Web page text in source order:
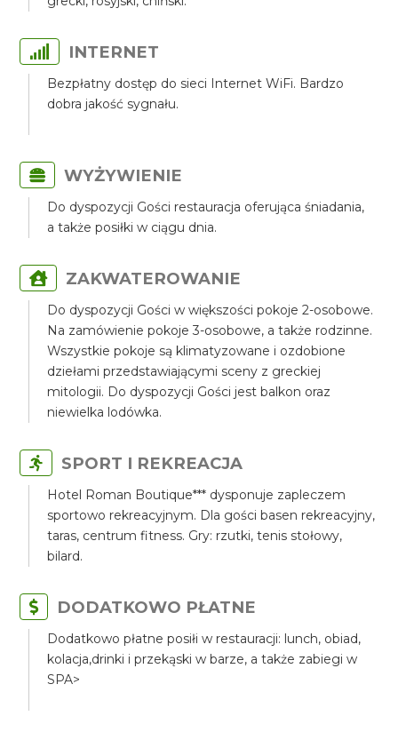
INTERNET
Bezpłatny dostęp do sieci Internet WiFi. Bardzo
dobra jakość sygnału.
WYŻYWIENIE
Do dyspozycji Gości restauracja oferująca śniadania,
a także posiłki w ciągu dnia.
ZAKWATEROWANIE
Do dyspozycji Gości w większości pokoje 2-osobowe.
Na zamówienie pokoje 3-osobowe, a także rodzinne.
Wszystkie pokoje są klimatyzowane i ozdobione
dziełami przedstawiającymi sceny z greckiej
mitologii. Do dyspozycji Gości jest balkon oraz
niewielka lodówka.
SPORT I REKREACJA
Hotel Roman Boutique*** dysponuje zapleczem
sportowo rekreacyjnym. Dla gości basen rekreacyjny,
taras, centrum fitness. Gry: rzutki, tenis stołowy,
bilard.
DODATKOWO PŁATNE
Dodatkowo płatne posiłi w restauracji: lunch, obiad,
kolacja,drinki i przekąski w barze, a także zabiegi w
SPA>